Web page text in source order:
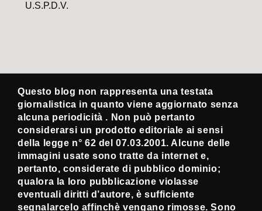
U.S.P.D.V.
Questo blog non rappresenta una testata
giornalistica in quanto viene aggiornato senza
alcuna periodicità . Non può pertanto
considerarsi un prodotto editoriale ai sensi
della legge n° 62 del 07.03.2001. Alcune delle
immagini usate sono tratte da internet e,
pertanto, considerate di pubblico dominio;
qualora la loro pubblicazione violasse
eventuali diritti d’autore, è sufficiente
segnalarcelo affinchè vengano rimosse. Sono